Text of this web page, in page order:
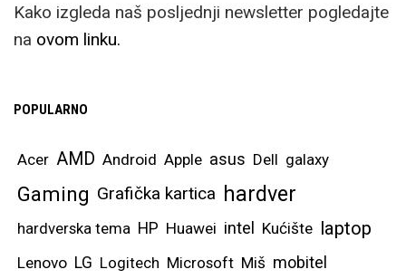
Kako izgleda naš posljednji newsletter pogledajte
na ovom linku.
POPULARNO
Acer AMD Android Apple asus Dell galaxy
Gaming Grafička kartica hardver
hardverska tema HP Huawei intel Kućište laptop
Lenovo LG Logitech Microsoft Miš mobitel